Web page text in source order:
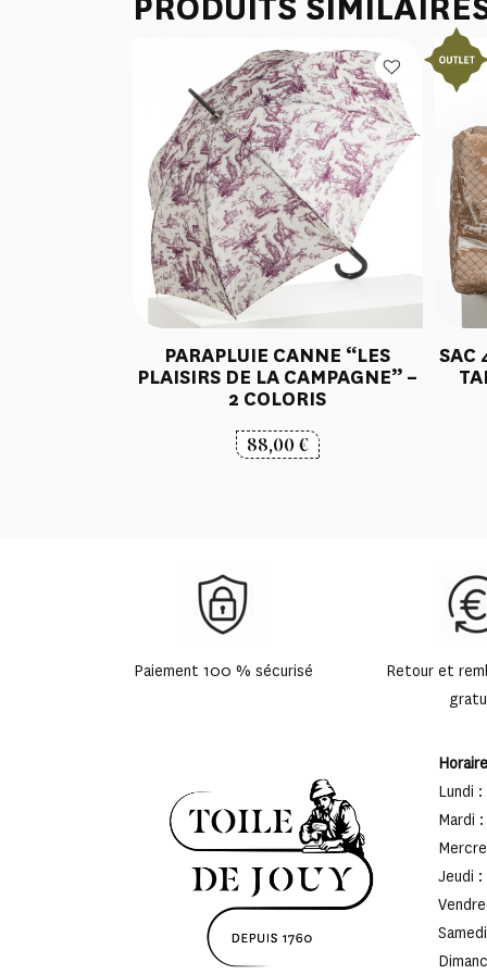
PARAPLUIE CANNE “LES
PLAISIRS DE LA CAMPAGNE” –
2 COLORIS
88,00€
SAC
Paiement 100 % sécurisé
Retour et
Lundi
Mardi :
Jeudi :